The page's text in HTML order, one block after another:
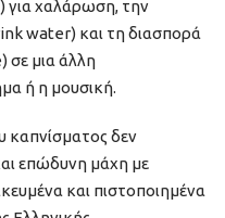
για χαλάρωση, την
water) και τη διασπορά
σε μια άλλη
ή η μουσική.
καπνίσματος δεν
επώδυνη μάχη με
και πιστοποιημένα